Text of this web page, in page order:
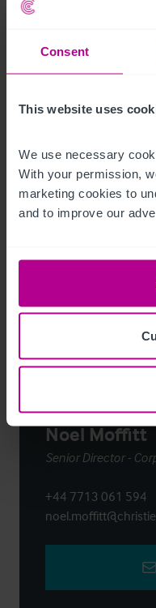
Consent
This website uses
We use necessary
With your permission,
marketing cookies to
and to improve our
It sits on a prominent
passing trade from the A3.
Restaurant and rooms
Per E-Mail Teilen
Noel Moffitt
Senior Director -
+44 7713 061 594